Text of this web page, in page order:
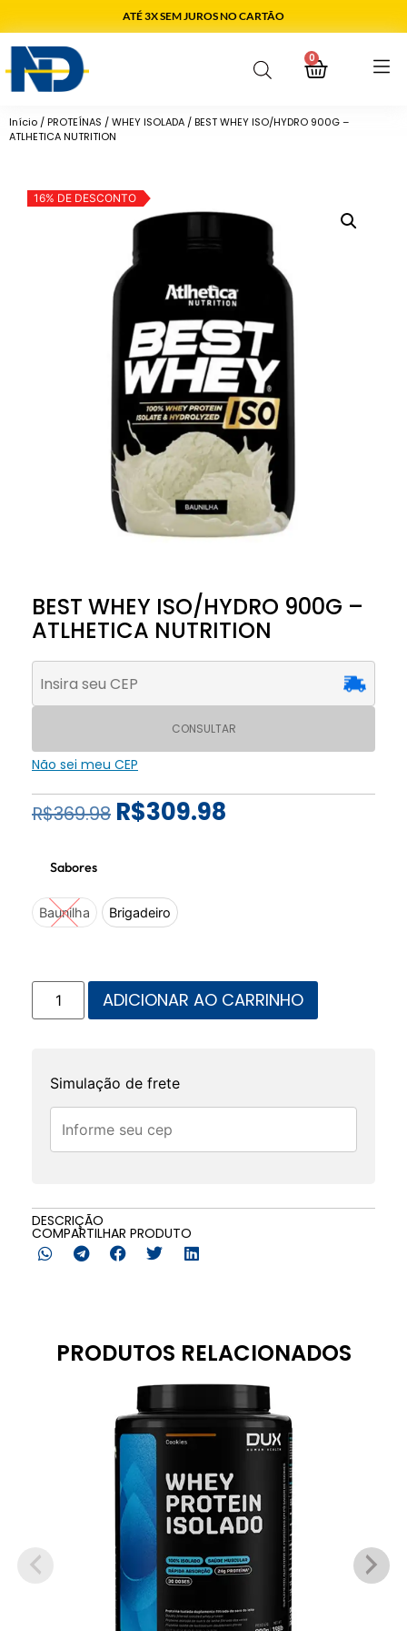
ATÉ 3X SEM JUROS NO CARTÃO
0
Início /PROTEÍNAS /WHEY ISOLADA / BEST WHEY ISO/HYDRO 900G –
ATLHETICA NUTRITION
16% DE DESCONTO
BEST WHEY ISO/HYDRO 900G –
ATLHETICA NUTRITION
CONSULTAR
Não sei meu CEP
R$369.98 R$309.98
Sabores
Baunilha Brigadeiro
ADICIONAR AO CARRINHO
Simulação de frete
DESCRIÇÃO
COMPARTILHAR PRODUTO
PRODUTOS RELACIONADOS